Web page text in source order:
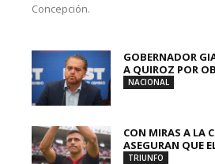
Concepción.
GOBERNADOR
A QUIROZ POR
NACIONAL
CON MIRAS A LA
ASEGURAN QUE
TRIUNFO